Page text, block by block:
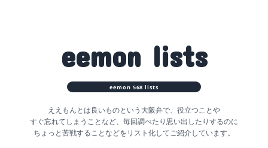
eemon lists
eemon 568 lists
ええもんとは良いものという大阪弁で、役立つことや
すぐ忘れてしまうことなど、 毎回調べたり思い出したりするのに
ちょっと苦戦することなどをリスト化してご紹介しています。